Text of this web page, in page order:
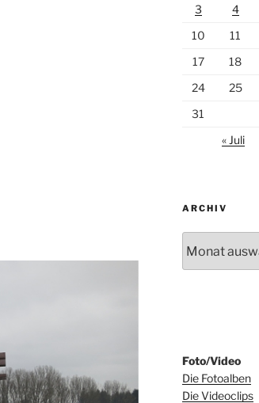
3
4
10
11
17
18
24
25
31
« Juli
ARCHIV
Foto/Video
Die Fotoalben
Die Videoclips